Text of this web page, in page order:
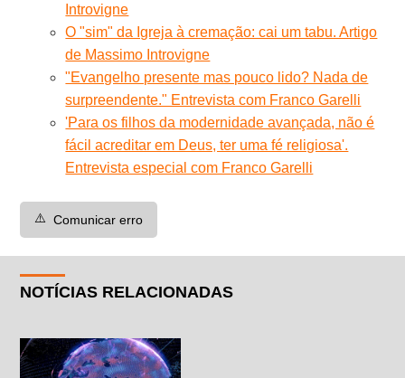
Introvigne
O "sim" da Igreja à cremação: cai um tabu. Artigo
de Massimo Introvigne
"Evangelho presente mas pouco lido? Nada de
surpreendente." Entrevista com Franco Garelli
'Para os filhos da modernidade avançada, não é
fácil acreditar em Deus, ter uma fé religiosa'.
Entrevista especial com Franco Garelli
⚠️ Comunicar erro
NOTÍCIAS RELACIONADAS